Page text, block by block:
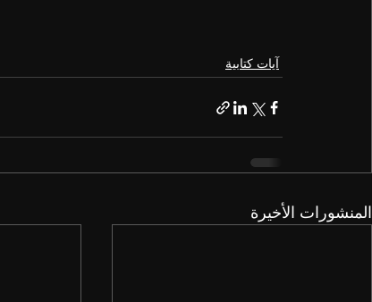
آيات كتابية
المنشورات الأخيرة